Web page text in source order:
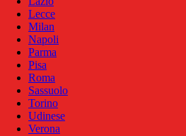
Lecce
Milan
Napoli
Parma
Pisa
Roma
Sassuolo
Torino
Udinese
Verona